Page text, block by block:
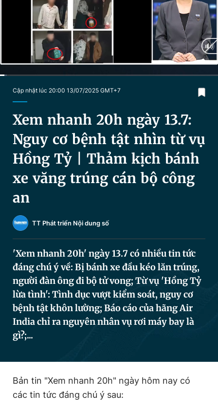
Chuyên mục
Chuyên mục khác
Chào ngày mới Tin 24h
Video Magazine
Sản phẩm khác
Tiện ích Bạn cần biết
Thông tin tòa soạn
Đọc Thanh Niên trên điện thoại
Theo dõi báo trên
Đặt báo Quảng cáo RSS Tòa soạn
Tin đã lưu
Tin đã xem
Cập nhật lúc 20:00 13/07/2025 GMT+7
Xem nhanh 20h ngày 13.7:
Nguy cơ bệnh tật nhìn từ vụ
Hồng Tỷ | Thảm kịch bánh
xe văng trúng cán bộ công
an
TT Phát triển Nội dung số
'Xem nhanh 20h' ngày 13.7 có nhiều tin tức
đáng chú ý về: Bị bánh xe đầu kéo lăn trúng,
người đàn ông đi bộ tử vong; Từ vụ 'Hồng Tỷ
lừa tình': Tình dục vượt kiểm soát, nguy cơ
bệnh tật khôn lường; Báo cáo của hãng Air
India chỉ ra nguyên nhân vụ rơi máy bay là
gì?;...
Bản tin "Xem nhanh 20h" ngày hôm nay có
các tin tức đáng chú ý sau: